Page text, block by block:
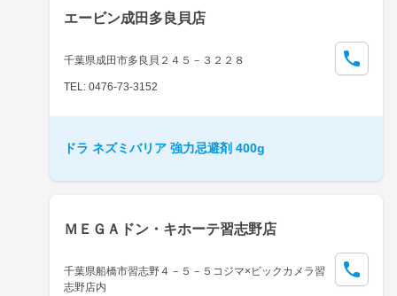
エービン成田多良貝店
千葉県成田市多良貝２４５－３２２８
TEL: 0476-73-3152
ドラ ネズミバリア 強力忌避剤 400g
ＭＥＧＡドン・キホーテ習志野店
千葉県船橋市習志野４－５－５コジマ×ビックカメラ習
志野店内